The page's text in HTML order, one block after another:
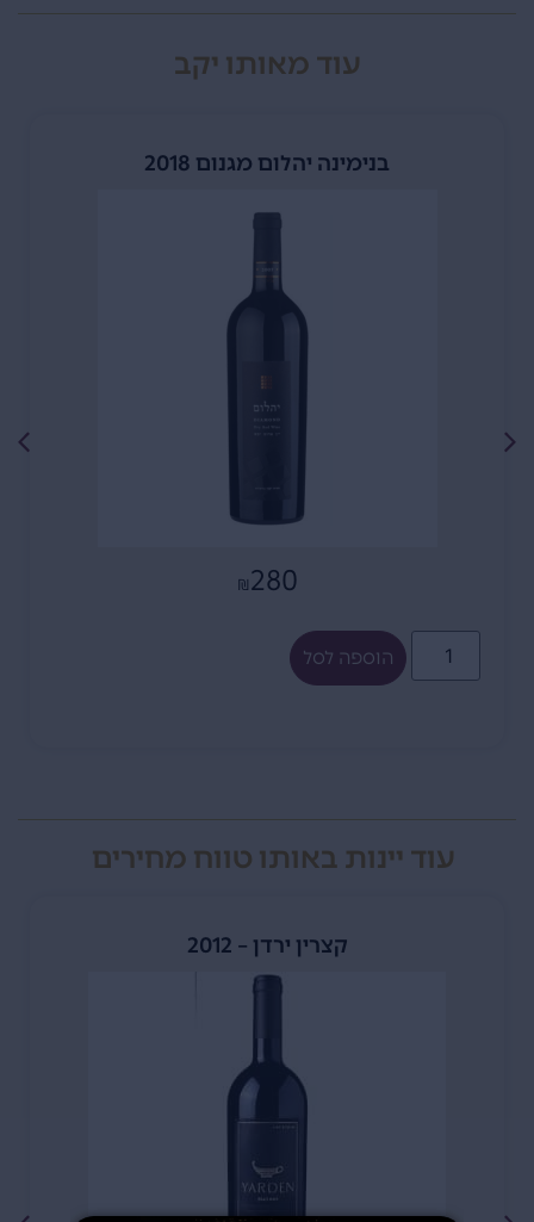
עוד מאותו יקב
בנימינה יהלום מגנום 2018
₪ 280
הוספה לסל
עוד יינות באותו טווח מחירים
קצרין ירדן – 2012